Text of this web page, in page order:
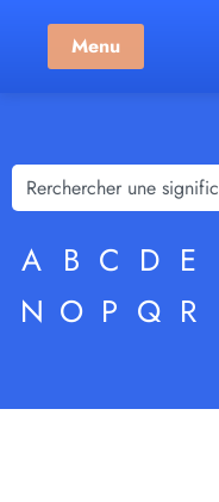
Menu
A B C D E
N O P Q R